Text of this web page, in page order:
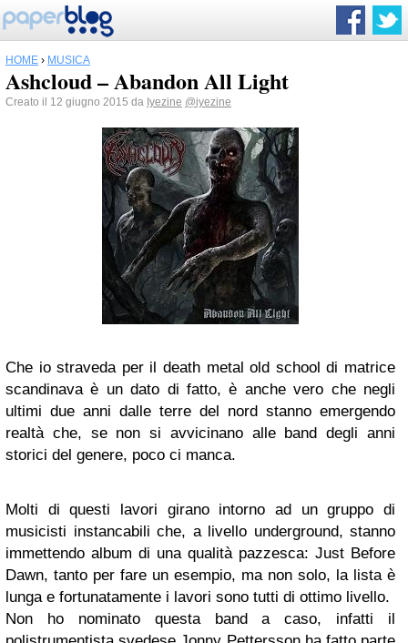
HOME › MUSICA
Ashcloud – Abandon All Light
Creato il 12 giugno 2015 da Iyezine @iyezine
Che io straveda per il death metal old school di matrice
scandinava è un dato di fatto, è anche vero che negli
ultimi due anni dalle terre del nord stanno emergendo
realtà che, se non si avvicinano alle band degli anni
storici del genere, poco ci manca.
Molti di questi lavori girano intorno ad un gruppo di
musicisti instancabili che, a livello underground, stanno
immettendo album di una qualità pazzesca: Just Before
Dawn, tanto per fare un esempio, ma non solo, la lista è
lunga e fortunatamente i lavori sono tutti di ottimo livello.
Non ho nominato questa band a caso, infatti il